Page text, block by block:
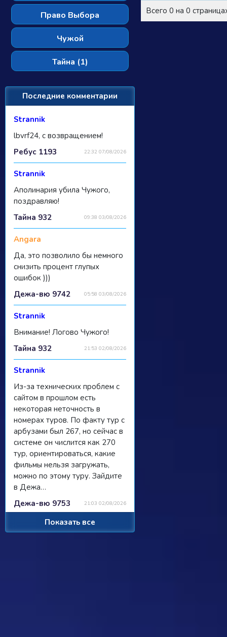
Право Выбора
Чужой
Тайна (1)
Последние комментарии
Strannik
lbvrf24, с возвращением!
22:32 07/08/2026
Ребус 1193
Strannik
Аполинария убила Чужого,
поздравляю!
09:38 03/08/2026
Тайна 932
Angara
Да, это позволило бы немного
снизить процент глупых
ошибок )))
05:58 03/08/2026
Дежа-вю 9742
Strannik
Внимание! Логово Чужого!
21:53 02/08/2026
Тайна 932
Strannik
Из-за технических проблем с
сайтом в прошлом есть
некоторая неточность в
номерах туров. По факту тур с
арбузами был 267, но сейчас в
системе он числится как 270
тур, ориентироваться, какие
фильмы нельзя загружать,
можно по этому туру. Зайдите
в Дежа…
21:03 02/08/2026
Дежа-вю 9753
Показать все
Всего 0 на 0